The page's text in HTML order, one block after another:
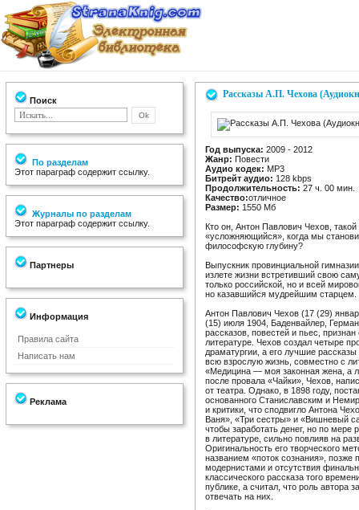
Поиск
По разделам
Этот параграф содержит ссылку.
Журналы по разделам
Этот параграф содержит ссылку.
Партнеры
Информация
Правила сайта
Написать нам
Реклама
Рассказы А.П. Чехова
Год выпуска: 2009 - 2012
Жанр: Повести
Аудио кодек: MP3
Битрейт аудио: 128 kbps
Продолжительность: 27 ч. 00 мин.
Качество:отличное
Размер: 1550 Мб
Кто он, Антон Павлович Чехов,
«усложняющийся», когда мы
философскую глубину?
Выпускник провинциальной
излете жизни встретивший свою
только российской, но и всей
но казавшийся мудрейшим старцем.
Антон Павлович Чехов (17 (29)
(15) июля 1904, Баденвайлер,
рассказов, повестей и пьес,
литературе. Чехов создал четыре
драматургии, а его лучшие
всю взрослую жизнь, совместно с
«Медицина — моя законная жена, а
после провала «Чайки», Чехов,
от театра. Однако, в 1898 году,
основанного Станиславским и
и критики, что сподвигло Антона
Ваня», «Три сестры» и «Вишневый
чтобы заработать денег, но по мере
в литературе, сильно повлияв на
Оригинальность его творческого
названием «поток сознания»,
модернистами и отсутствия
классического рассказа того
публике, а считал, что роль автора
отвечать на них.